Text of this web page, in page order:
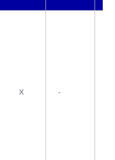
X -